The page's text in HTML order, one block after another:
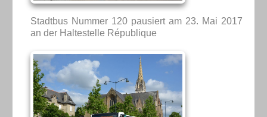
Stadtbus Nummer 120 pausiert am 23. Mai 2017
an der Haltestelle République